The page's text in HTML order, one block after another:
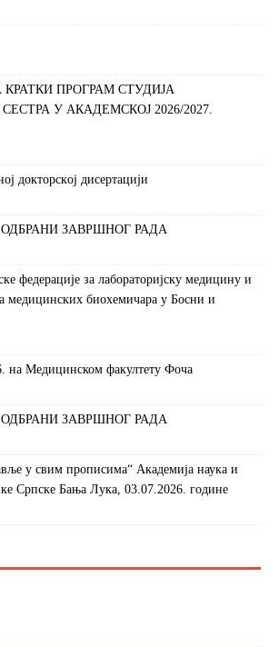
ПРОГРАМ СТУДИЈА
У АКАДЕМСКОЈ 2026/2027.
дoктoрскoj дисeртaциjи
ЗАВРШНОГ РАДА
федерације за лабораторијску медицину и
медицинских биохемичара у Босни и
на Медицинском факултету Фоча
ЗАВРШНОГ РАДА
у свим прописима“ Академија наука и
Српске Бања Лука, 03.07.2026. године